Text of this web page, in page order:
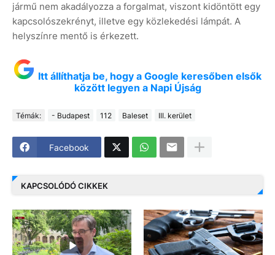
jármű nem akadályozza a forgalmat, viszont kidöntött egy
kapcsolószekrényt, illetve egy közlekedési lámpát. A
helyszínre mentő is érkezett.
Itt állíthatja be, hogy a Google keresőben elsők
között legyen a Napi Újság
Témák: - Budapest 112 Baleset III. kerület
Facebook
KAPCSOLÓDÓ CIKKEK